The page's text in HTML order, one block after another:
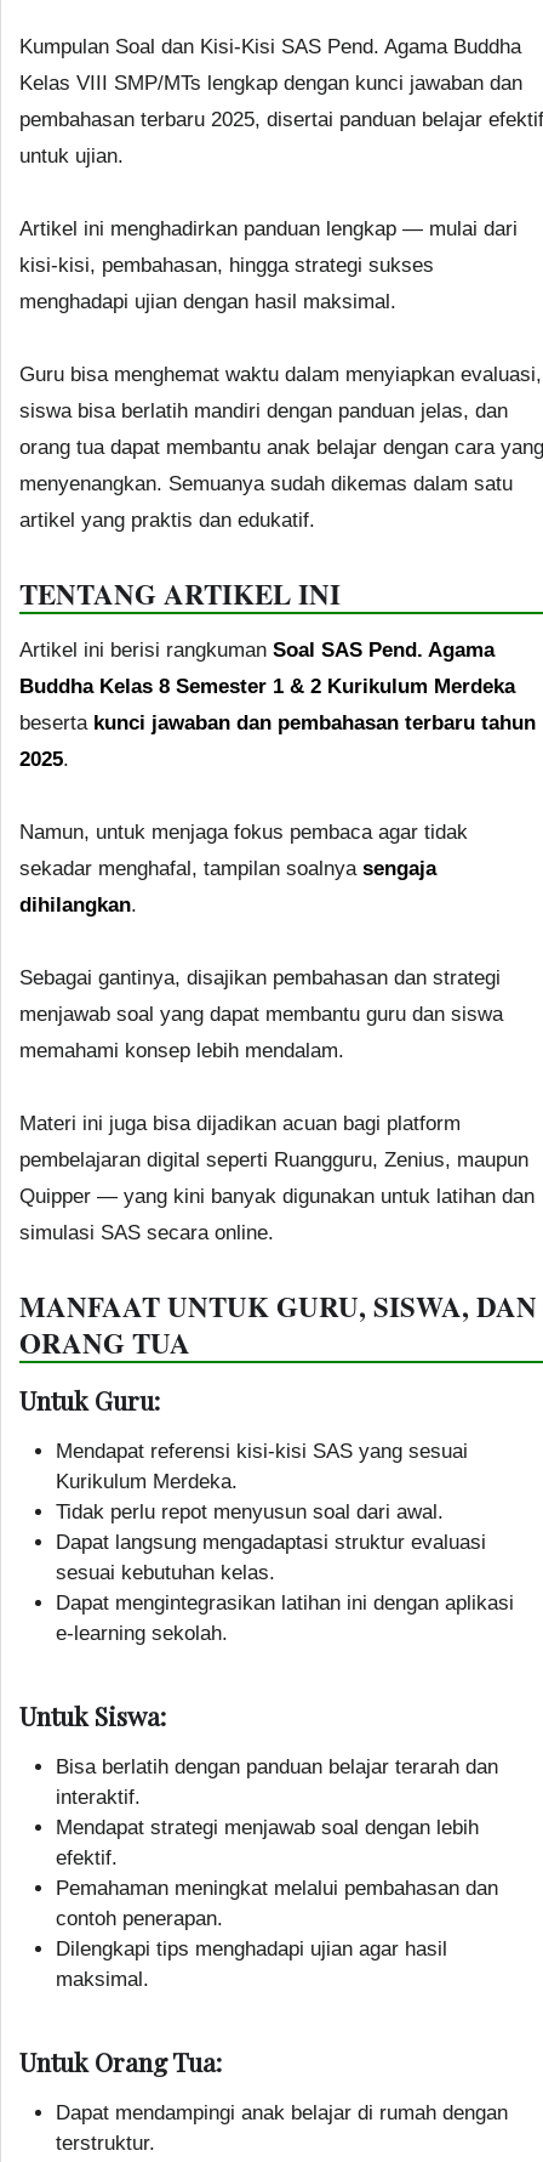
Kumpulan Soal dan Kisi-Kisi SAS Pend. Agama Buddha
Kelas VIII SMP/MTs lengkap dengan kunci jawaban dan
pembahasan terbaru 2025, disertai panduan belajar efektif
untuk ujian.
Artikel ini menghadirkan panduan lengkap — mulai dari
kisi-kisi, pembahasan, hingga strategi sukses
menghadapi ujian dengan hasil maksimal.
Guru bisa menghemat waktu dalam menyiapkan evaluasi,
siswa bisa berlatih mandiri dengan panduan jelas, dan
orang tua dapat membantu anak belajar dengan cara yang
menyenangkan. Semuanya sudah dikemas dalam satu
artikel yang praktis dan edukatif.
TENTANG ARTIKEL INI
Artikel ini berisi rangkuman Soal SAS Pend. Agama
Buddha Kelas 8 Semester 1 & 2 Kurikulum Merdeka
beserta kunci jawaban dan pembahasan terbaru tahun
2025.
Namun, untuk menjaga fokus pembaca agar tidak
sekadar menghafal, tampilan soalnya sengaja
dihilangkan.
Sebagai gantinya, disajikan pembahasan dan strategi
menjawab soal yang dapat membantu guru dan siswa
memahami konsep lebih mendalam.
Materi ini juga bisa dijadikan acuan bagi platform
pembelajaran digital seperti Ruangguru, Zenius, maupun
Quipper — yang kini banyak digunakan untuk latihan dan
simulasi SAS secara online.
MANFAAT UNTUK GURU, SISWA, DAN
ORANG TUA
Untuk Guru:
Mendapat referensi kisi-kisi SAS yang sesuai
Kurikulum Merdeka.
Tidak perlu repot menyusun soal dari awal.
Dapat langsung mengadaptasi struktur evaluasi
sesuai kebutuhan kelas.
Dapat mengintegrasikan latihan ini dengan aplikasi
e-learning sekolah.
Untuk Siswa:
Bisa berlatih dengan panduan belajar terarah dan
interaktif.
Mendapat strategi menjawab soal dengan lebih
efektif.
Pemahaman meningkat melalui pembahasan dan
contoh penerapan.
Dilengkapi tips menghadapi ujian agar hasil
maksimal.
Untuk Orang Tua:
Dapat mendampingi anak belajar di rumah dengan
terstruktur.